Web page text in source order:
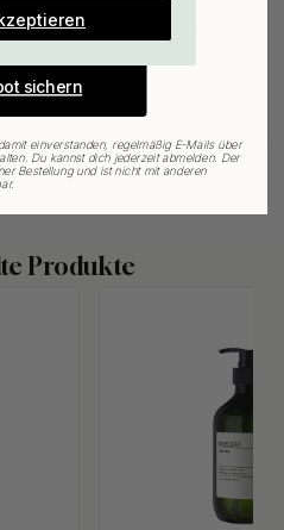
Seife - Mattschwarz
Produkte
sichern
einverstanden, regelmäßig E-Mails über
Du kannst dich jederzeit abmelden. Der
Bestellung und ist nicht mit anderen